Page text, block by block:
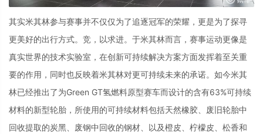
其实米其林参与赛事并不仅仅为了追逐冠军的荣耀，更是为了探寻
更美好的出行方式。竞，以求进。于米其林而言，赛事运动更像是
真实世界的技术实验室，在创新可持续解决方案方面发挥着至关重
要的作用，同时也反映着米其林对更可持续未来的承诺。如今米其
林已经推出了为Green GT氢燃料原型赛车而设计的含有63%可持续
材料的新型轮胎，所使用的可持续材料包括天然橡胶、废旧轮胎中
回收提取的炭黑、废钢中回收的钢材、以及橙皮、柠檬皮、松香和